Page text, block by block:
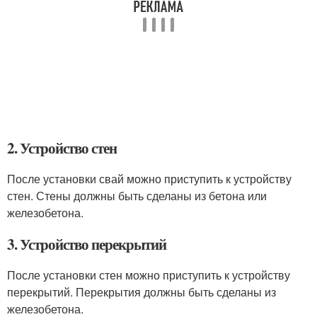
2. Устройство стен
После установки свай можно приступить к устройству
стен. Стены должны быть сделаны из бетона или
железобетона.
3. Устройство перекрытий
После установки стен можно приступить к устройству
перекрытий. Перекрытия должны быть сделаны из
железобетона.